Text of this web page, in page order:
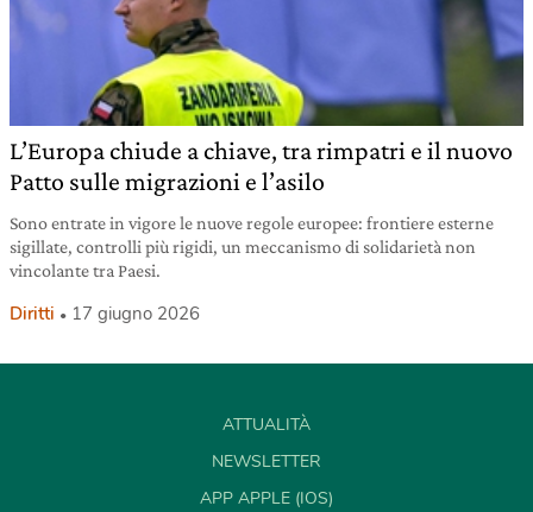
L’Europa chiude a chiave, tra rimpatri e il nuovo
Patto sulle migrazioni e l’asilo
Sono entrate in vigore le nuove regole europee: frontiere esterne
sigillate, controlli più rigidi, un meccanismo di solidarietà non
vincolante tra Paesi.
Diritti 17 giugno 2026
ATTUALITÀ
NEWSLETTER
APP APPLE (IOS)